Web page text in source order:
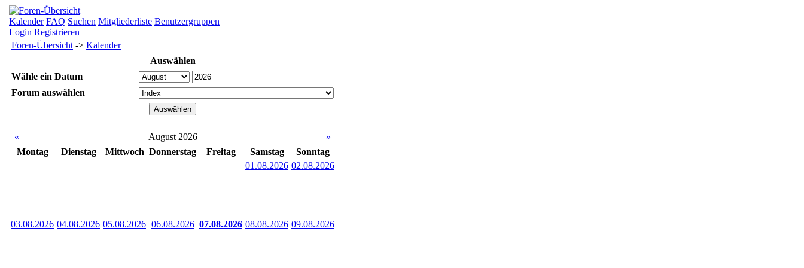
Kalender FAQ Suchen Mitgliederliste Benutzergruppen
Login Registrieren
Foren-Übersicht -> Kalender
Auswählen
Wähle ein Datum
Forum auswählen
« August 2026
»
Montag
Dienstag Mittwoch Donnerstag Freitag Samstag
Sonntag
01.08.2026 02.08.2026
03.08.2026 04.08.2026 05.08.2026 06.08.2026 07.08.2026 08.08.2026 09.08.2026